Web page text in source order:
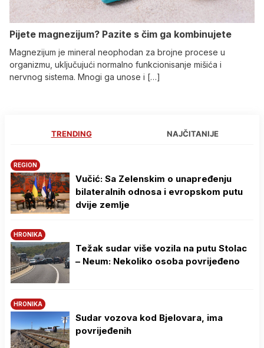
Pijete magnezijum? Pazite s čim ga kombinujete
Magnezijum je mineral neophodan za brojne procese u
organizmu, uključujući normalno funkcionisanje mišića i
nervnog sistema. Mnogi ga unose i […]
TRENDING NAJČITANIJE
REGION
Vučić: Sa Zelenskim o unapređenju
bilateralnih odnosa i evropskom putu
dvije zemlje
HRONIKA
Težak sudar više vozila na putu Stolac
– Neum: Nekoliko osoba povrijeđeno
HRONIKA
Sudar vozova kod Bjelovara, ima
povrijeđenih